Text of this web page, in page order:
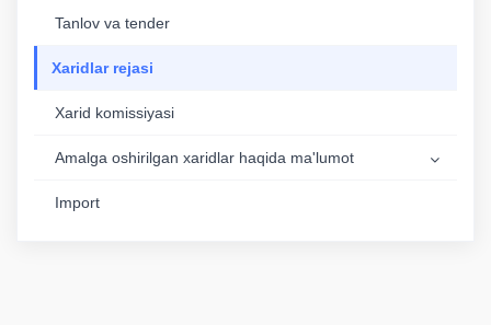
Tanlov va tender
Xaridlar rejasi
Xarid komissiyasi
Аmalga oshirilgan xaridlar haqida ma'lumot
Import